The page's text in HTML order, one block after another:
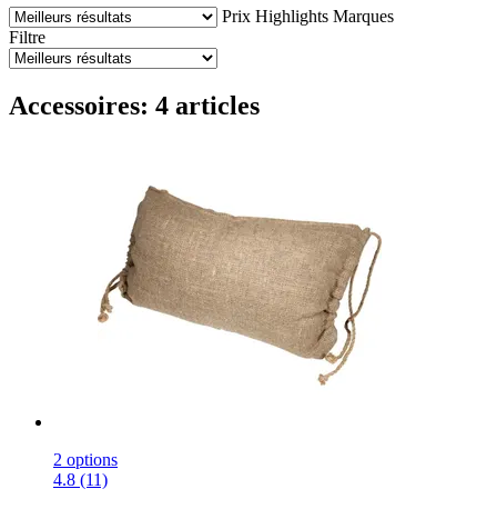
Prix Highlights Marques
Filtre
Accessoires: 4 articles
2 options
4.8 (11)